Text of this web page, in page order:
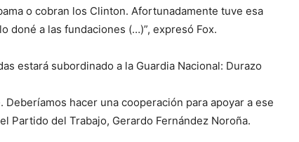
o cobran los Clinton. Afortunadamente tuve esa
doné a las fundaciones (…)”, expresó Fox.
estará subordinado a la Guardia Nacional: Durazo
Deberíamos hacer una cooperación para apoyar a ese
Partido del Trabajo, Gerardo Fernández Noroña.